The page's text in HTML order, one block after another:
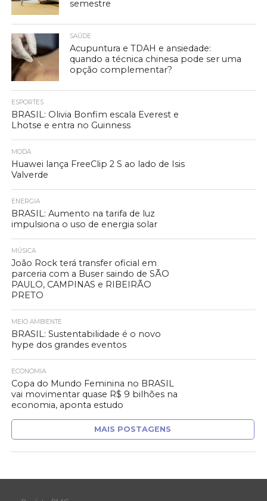
semestre
SAÚDE
Acupuntura e TDAH e ansiedade:
quando a técnica chinesa pode ser uma
opção complementar?
ESPORTES
BRASIL: Olivia Bonfim escala Everest e
Lhotse e entra no Guinness
MODA
Huawei lança FreeClip 2 S ao lado de Isis
Valverde
ENERGIA
BRASIL: Aumento na tarifa de luz
impulsiona o uso de energia solar
MÚSICA
João Rock terá transfer oficial em
parceria com a Buser saindo de SÃO
PAULO, CAMPINAS e RIBEIRÃO
PRETO
MEIO AMBIENTE
BRASIL: Sustentabilidade é o novo
hype dos grandes eventos
ECONOMIA
Copa do Mundo Feminina no BRASIL
vai movimentar quase R$ 9 bilhões na
economia, aponta estudo
MAIS POSTAGENS